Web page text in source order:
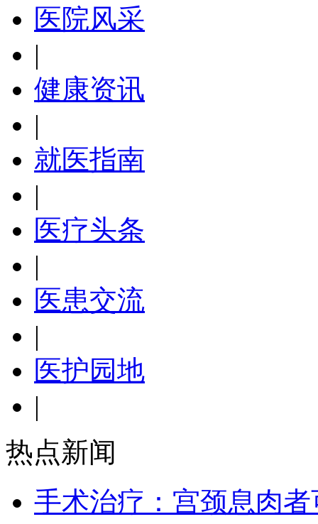
医院风采
|
健康资讯
|
就医指南
|
医疗头条
|
医患交流
|
医护园地
|
热点新闻
手术治疗：宫颈息肉者